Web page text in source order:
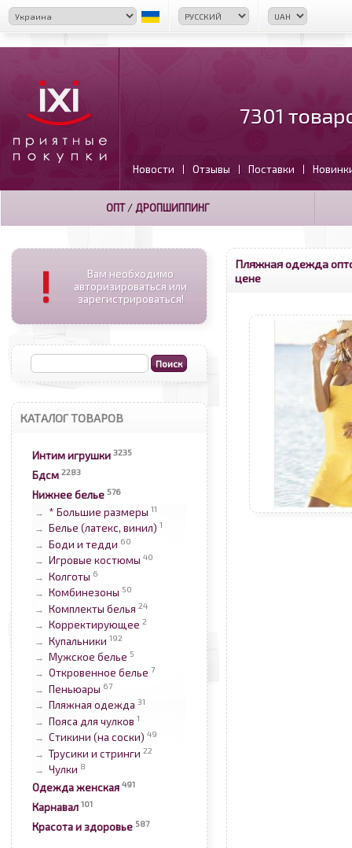
7301
Новости | Отзывы | Поставки |
ОПТ/ ДРОПШИППИНГ
!
Вам необходимо
авторизироваться или
зарегистрироваться!
КАТАЛОГ ТОВАРОВ
Интим игрушки 3235
Бдсм 2283
Нижнее белье 576
→ * Большие размеры 11
→ Белье (латекс, винил) 1
→ Боди и тедди 60
→ Игровые костюмы 40
→ Колготы 6
→ Комбинезоны 50
→ Комплекты белья 24
→ Корректирующее 2
→ Купальники 192
→ Мужское белье 5
→ Откровенное белье 7
→ Пеньюары 67
→ Пляжная одежда 31
→ Пояса для чулков 1
→ Стикини (на соски) 49
→ Трусики и стринги 22
→ Чулки 8
Одежда женская 491
Карнавал 101
Красота и здоровье 587
Пляжная одежда
цене